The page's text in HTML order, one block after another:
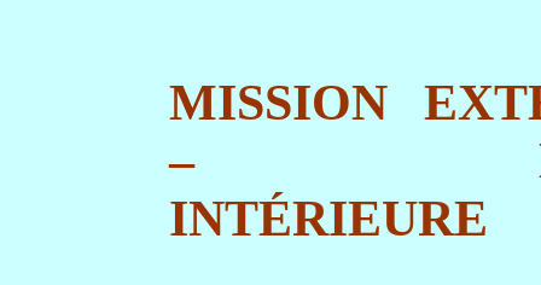
MISSION
–
INTÉRIEURE